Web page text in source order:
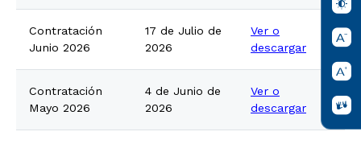
Contratación
Junio 2026
17 de Julio de
2026
Ver o
descargar
Contratación
Mayo 2026
4 de Junio de
2026
Ver o
descargar